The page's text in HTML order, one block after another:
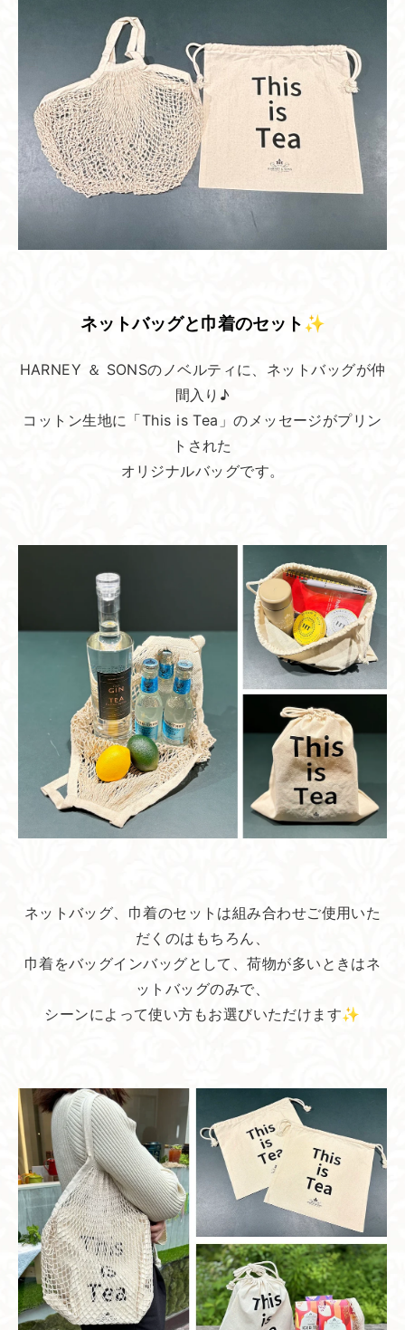
ネットバッグと​巾着の​セット✨
HARNEY ＆ SONSのノベルティに、ネットバッグが仲
間入り♪
コットン生地に「This is Tea」のメッセージがプリン
トされた
オリジナルバッグです。
ネットバッグ、巾着のセットは組み合わせご使用いた
だくのはもちろん、
巾着をバッグインバッグとして、荷物が多いときはネ
ットバッグのみで、
シーンによって使い方もお選びいただけます✨